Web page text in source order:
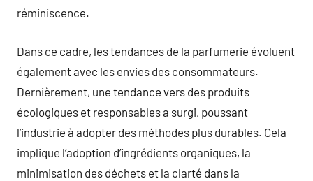
réminiscence.
Dans ce cadre, les tendances de la parfumerie évoluent
également avec les envies des consommateurs.
Dernièrement, une tendance vers des produits
écologiques et responsables a surgi, poussant
l’industrie à adopter des méthodes plus durables. Cela
implique l’adoption d’ingrédients organiques, la
minimisation des déchets et la clarté dans la